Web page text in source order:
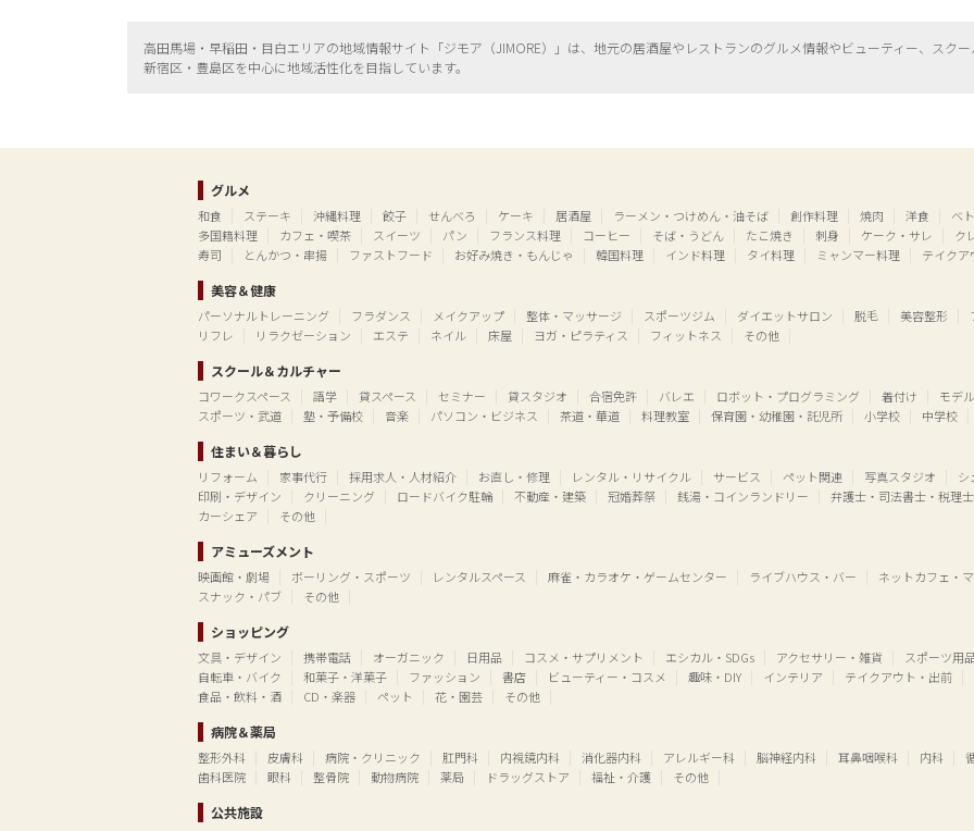
高田馬場・早稲田・目白エリアの地域情報サイト「ジモア（JIMORE）」は、地元の居酒屋やレストランのグルメ情報やビューティー、 スク
新宿区・ 豊島区を中心に地域活性化を目指しています。
グルメ
和食 ステーキ 沖縄料理 餃子 せんべろ ケーキ 居酒屋 ラーメン・つけめん・油そば 創作料理 焼肉 洋食
ベ
多国籍料理
カフェ・喫茶 スイーツ パン フランス料理 コーヒー そば・うどん たこ焼き 刺身 ケーク・サレ
ク
寿司
とんかつ・串揚 ファストフード お好み焼き・もんじゃ 韓国料理 インド料理 タイ料理 ミャンマー料理 テイクア
美容＆健康
パーソナルトレーニング フラダンス メイクアップ 整体・マッサージ スポーツジム ダイエットサロン 脱毛 美容整形
リフレ
リラクゼーション エステ ネイル 床屋 ヨガ・ピラティス フィットネス その他
スクール＆カルチャー
コワークスペース 語学 貸スペース セミナー 貸スタジオ 合宿免許 バレエ ロボット・プログラミング 着付け
モデ
スポーツ・武道
塾・予備校 音楽 パソコン・ビジネス 茶道・華道 料理教室 保育園・幼稚園・託児所 小学校 中学校
住まい＆暮らし
リフォーム 家事代行 採用求人・人材紹介 お直し・修理 レンタル・リサイクル サービス ペット関連 写真スタジオ
シ
印刷・デザイン
クリーニング ロードバイク駐輪 不動産・建築 冠婚葬祭 銭湯・コインランドリー
弁護士・司法書士・税理士
カーシェア
その他
アミューズメント
映画館・劇場 ボーリング・スポーツ レンタルスペース 麻雀・カラオケ・ゲームセンター ライブハウス・バー
ネットカフェ・
スナック・パブ
その他
ショッピング
文具・デザイン 携帯電話 オーガニック 日用品 コスメ・サプリメント エシカル・SDGs アクセサリー・雑貨
スポーツ用
自転車・バイク
和菓子・洋菓子 ファッション 書店 ビューティー・コスメ 趣味・DIY インテリア
テイクアウト・出前
食品・飲料・酒
CD・楽器 ペット 花・園芸 その他
病院＆薬局
整形外科 皮膚科 病院・クリニック 肛門科 内視鏡内科 消化器内科 アレルギー科 脳神経内科 耳鼻咽喉科 内科
歯科医院
眼科 整骨院 動物病院 薬局 ドラッグストア 福祉・介護 その他
公共施設